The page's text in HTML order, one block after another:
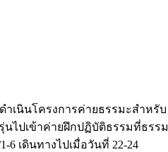
เนินโครงการค่ายธรรมะสำหรับ
นไปเข้าค่ายฝึกปฏิบัติธรรมที่ธรรม
6 เดินทางไปเมื่อวันที่ 22-24